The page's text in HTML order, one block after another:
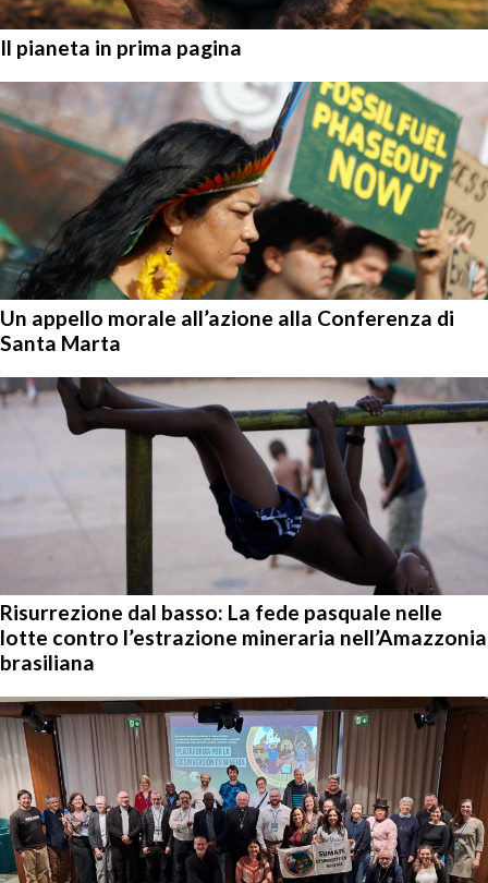
Il pianeta in prima pagina
Un appello morale all’azione alla Conferenza di
Santa Marta
Risurrezione dal basso: La fede pasquale nelle
lotte contro l’estrazione mineraria nell’Amazzonia
brasiliana